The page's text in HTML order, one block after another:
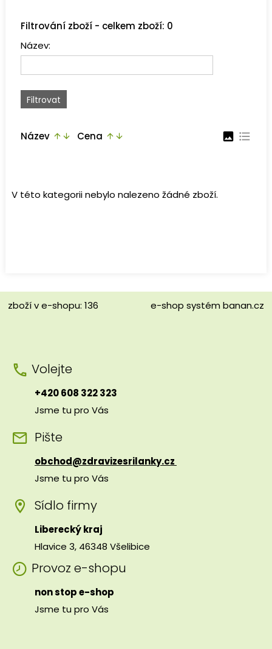
Filtrování zboží - celkem zboží: 0
Název:
Název arrow_upward arrow_downward Cena arrow_upward arrow_downward image format_list_bulleted
V této kategorii nebylo nalezeno žádné zboží.
zboží v e-shopu: 136 e-shop systém banan.cz
Volejte
+420 608 322 323
Jsme tu pro Vás
Pište
obchod@zdravizesrilanky.cz
Jsme tu pro Vás
Sídlo firmy
Liberecký kraj
Hlavice 3, 46348 Všelibice
Provoz e-shopu
non stop e-shop
Jsme tu pro Vás